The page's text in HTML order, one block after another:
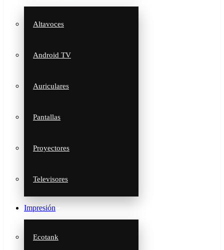
Altavoces
Android TV
Auriculares
Pantallas
Proyectores
Televisores
Impresión
Ecotank